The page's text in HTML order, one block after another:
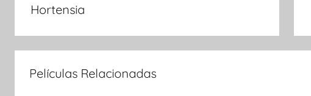
de
entradas
Hortensia
Películas Relacionadas